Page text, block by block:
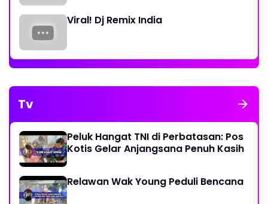
Viral! Dj Remix India
Tv
Peluk Hangat TNI di Perbatasan: Pos
Kotis Gelar Anjangsana Penuh Kasih
Relawan Wak Young Peduli Bencana